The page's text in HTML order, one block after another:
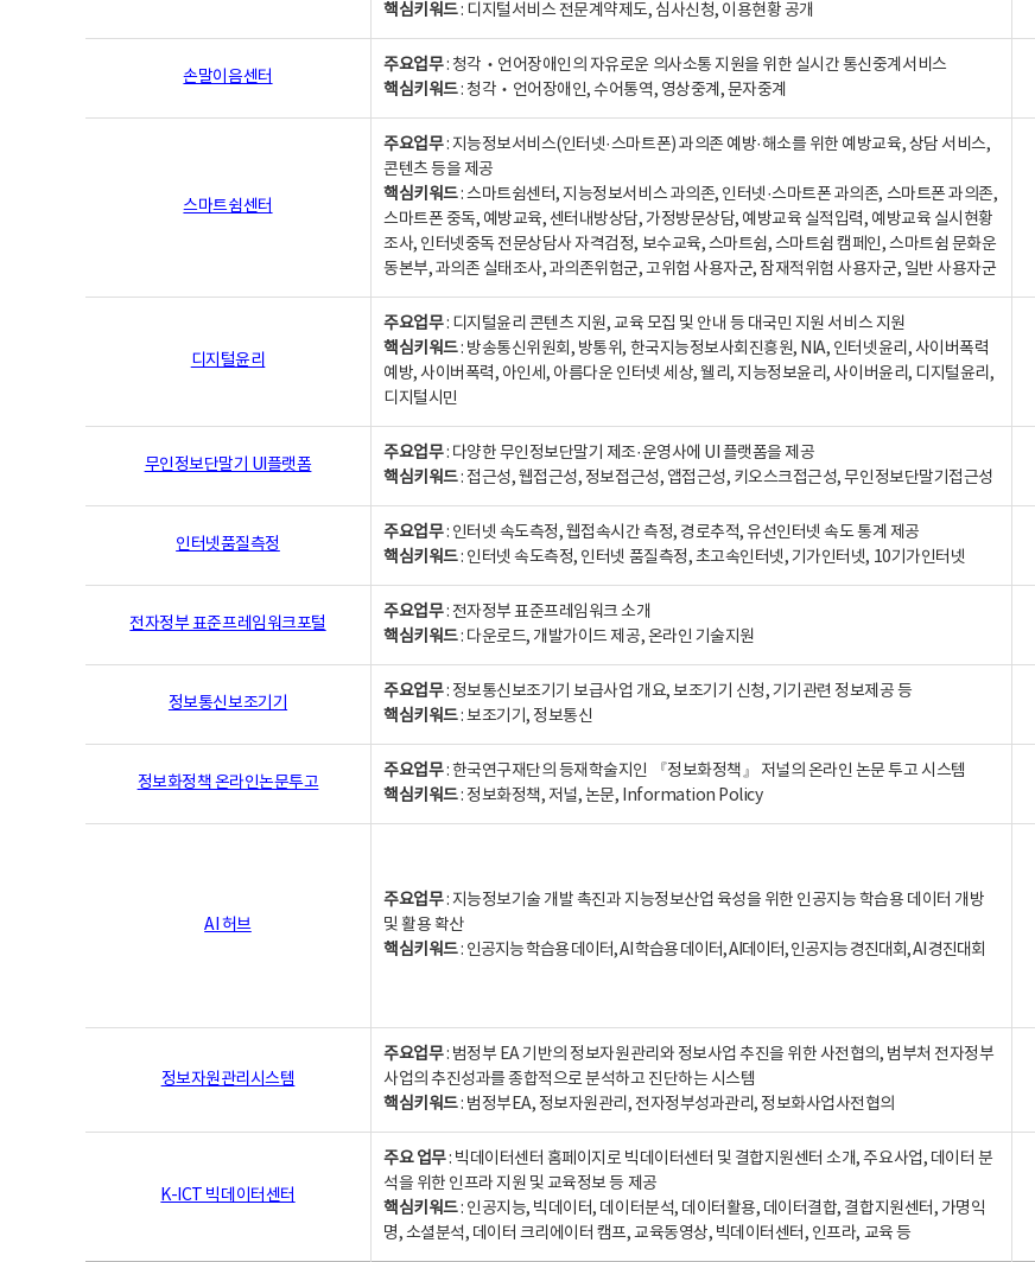
핵심키워드: 디지털서비스 전문계약제도, 심사신청, 이용현황 공개
손말이음센터
주요업무: 청각‧언어장애인의 자유로운 의사소통 지원을 위한 실시간 통신중계서비스
핵심키워드: 청각‧언어장애인, 수어통역, 영상중계, 문자중계
스마트쉼센터
주요업무: 지능정보서비스(인터넷·스마트폰) 과의존 예방·해소를 위한 예방교육, 상담 서비스,
콘텐츠 등을 제공
핵심키워드: 스마트쉼센터, 지능정보서비스 과의존, 인터넷·스마트폰 과의존, 스마트폰 과의존,
스마트폰 중독, 예방교육, 센터내방상담, 가정방문상담, 예방교육 실적입력, 예방교육 실시현황
조사, 인터넷중독 전문상담사 자격검정, 보수교육, 스마트쉼, 스마트쉼 캠페인, 스마트쉼 문화운
동본부, 과의존 실태조사, 과의존위험군, 고위험 사용자군, 잠재적위험 사용자군, 일반 사용자군
디지털윤리
주요업무: 디지털윤리 콘텐츠 지원, 교육 모집 및 안내 등 대국민 지원 서비스 지원
핵심키워드: 방송통신위원회, 방통위, 한국지능정보사회진흥원, NIA, 인터넷윤리, 사이버폭력
예방, 사이버폭력, 아인세, 아름다운 인터넷 세상, 웰리, 지능정보윤리, 사이버윤리, 디지털윤리,
디지털시민
무인정보단말기 UI플랫폼
주요업무: 다양한 무인정보단말기 제조·운영사에 UI 플랫폼을 제공
핵심키워드: 접근성, 웹접근성, 정보접근성, 앱접근성, 키오스크접근성, 무인정보단말기접근성
인터넷품질측정
주요업무: 인터넷 속도측정, 웹접속시간 측정, 경로추적, 유선인터넷 속도 통계 제공
핵심키워드: 인터넷 속도측정, 인터넷 품질측정, 초고속인터넷, 기가인터넷, 10기가인터넷
전자정부 표준프레임워크포털
주요업무: 전자정부 표준프레임워크 소개
핵심키워드: 다운로드, 개발가이드 제공, 온라인 기술지원
정보통신보조기기
주요업무: 정보통신보조기기 보급사업 개요, 보조기기 신청, 기기관련 정보제공 등
핵심키워드: 보조기기, 정보통신
정보화정책 온라인논문투고
주요업무: 한국연구재단의 등재학술지인 『정보화정책』 저널의 온라인 논문 투고 시스템
핵심키워드: 정보화정책, 저널, 논문, Information Policy
AI 허브
주요업무: 지능정보기술 개발 촉진과 지능정보산업 육성을 위한 인공지능 학습용 데이터 개방
및 활용 확산
핵심키워드: 인공지능 학습용 데이터, AI 학습용 데이터, AI데이터, 인공지능 경진대회, AI 경진대회
정보자원관리시스템
주요업무: 범정부 EA 기반의 정보자원관리와 정보사업 추진을 위한 사전협의, 범부처 전자정부
사업의 추진성과를 종합적으로 분석하고 진단하는 시스템
핵심키워드: 범정부EA, 정보자원관리, 전자정부성과관리, 정보화사업사전협의
K-ICT 빅데이터센터
주요 업무: 빅데이터센터 홈페이지로 빅데이터센터 및 결합지원센터 소개, 주요사업, 데이터 분
석을 위한 인프라 지원 및 교육정보 등 제공
핵심키워드: 인공지능, 빅데이터, 데이터분석, 데이터활용, 데이터결합, 결합지원센터, 가명익
명, 소셜분석, 데이터 크리에이터 캠프, 교육동영상, 빅데이터센터, 인프라, 교육 등